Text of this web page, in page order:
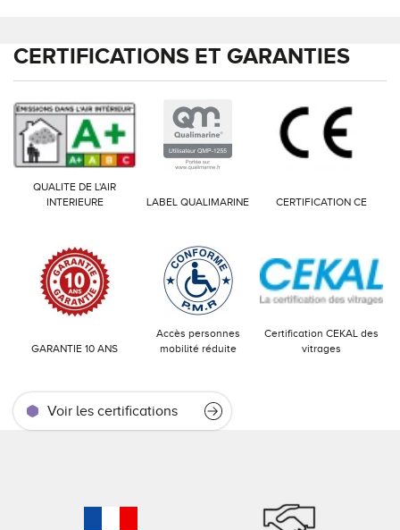
CERTIFICATIONS ET GARANTIES
QUALITE DE L'AIR
INTERIEURE
LABEL QUALIMARINE CERTIFICATION CE
GARANTIE 10 ANS
Accès personnes
mobilité réduite
Certification CEKAL des
vitrages
Voir les certifications